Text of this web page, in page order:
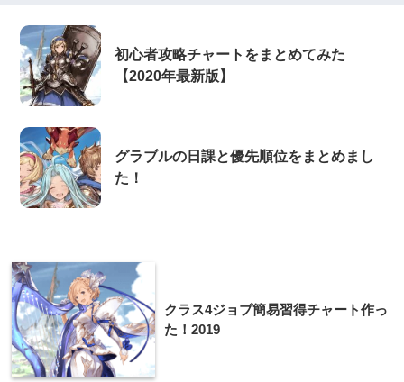
初心者攻略チャートをまとめてみた
【2020年最新版】
グラブルの日課と優先順位をまとめまし
た！
クラス4ジョブ簡易習得チャート作っ
た！2019